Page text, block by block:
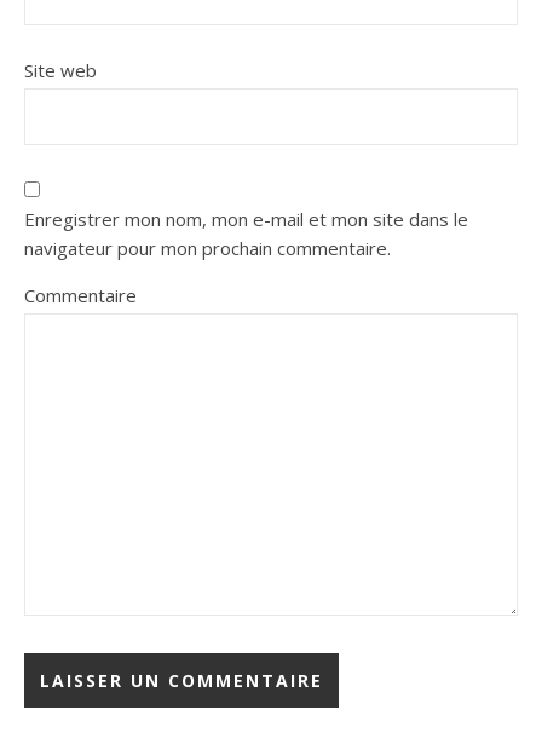
Site web
Enregistrer mon nom, mon e-mail et mon site dans le
navigateur pour mon prochain commentaire.
Commentaire